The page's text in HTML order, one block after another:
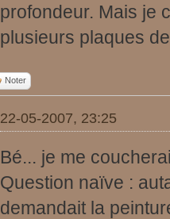
profondeur. Mais je
plusieurs plaques
Noter
22-05-2007, 23:25
Bé... je me
Question naïve :
demandait la